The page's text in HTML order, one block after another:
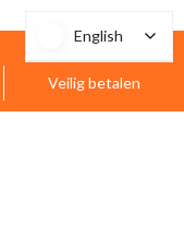
Veilig betalen
English
English